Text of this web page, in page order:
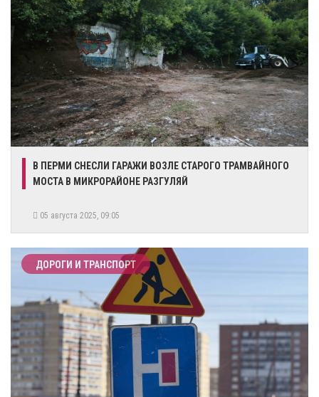
В ПЕРМИ СНЕСЛИ ГАРАЖИ ВОЗЛЕ СТАРОГО ТРАМВАЙНОГО
МОСТА В МИКРОРАЙОНЕ РАЗГУЛЯЙ
05 августа 2025, 09:05
ДОРОГИ И ТРАНСПОРТ